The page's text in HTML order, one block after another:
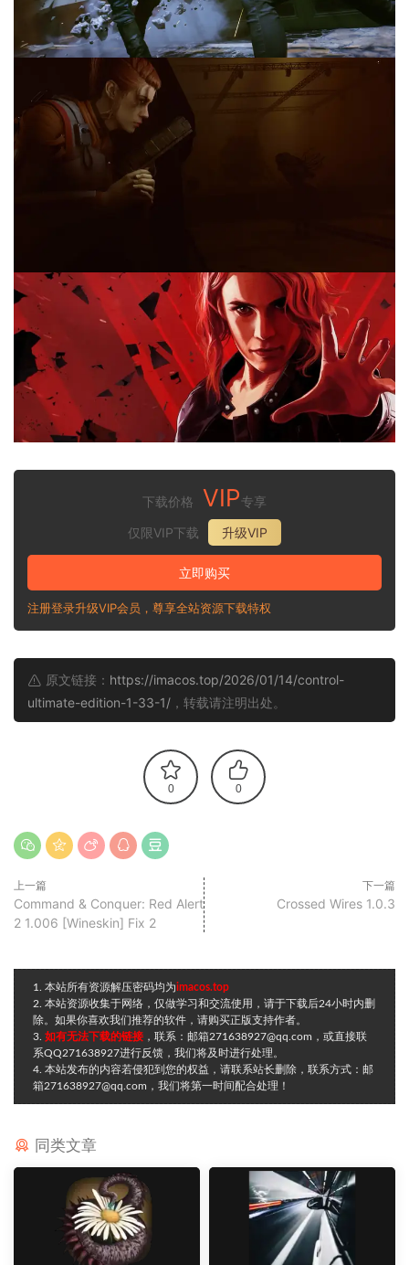
下载价格 VIP专享
仅限VIP下载
升级VIP
立即购买
注册登录升级VIP会员，尊享全站资源下载特权
原文链接： https://imacos.top/2026/01/14/control-
ultimate-edition-1-33-1/ ，转载请注明出处。
0 0
上一篇
Command & Conquer: Red Alert
2 1.006 [Wineskin] Fix 2
下一篇
Crossed Wires 1.0.3
1. 本站所有资源解压密码均为imacos.top
2. 本站资源收集于网络，仅做学习和交流使用，请于下载后24小时内删
除。如果你喜欢我们推荐的软件，请购买正版支持作者。
3. 如有无法下载的链接 ，联系：邮箱271638927@qq.com，或直接联
系QQ271638927进行反馈，我们将及时进行处理。
4. 本站发布的内容若侵犯到您的权益，请联系站长删除，联系方式：邮
箱271638927@qq.com，我们将第一时间配合处理！
同类文章